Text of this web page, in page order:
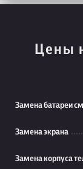
Цены
Замена батареи
Замена экрана
Замена корпуса